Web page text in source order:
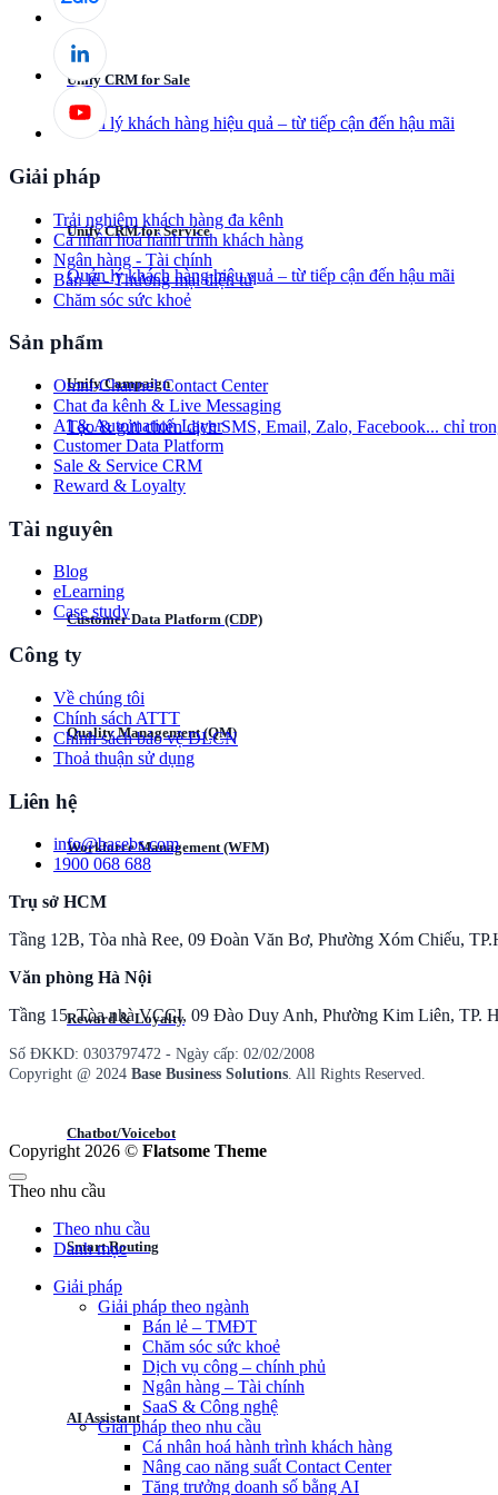
Unify CRM for Sale
Quản lý khách hàng hiệu quả – từ tiếp cận đến hậu mãi
Unify CRM for Service
Quản lý khách hàng hiệu quả – từ tiếp cận đến hậu mãi
Unify Campaign
Tạo & gửi chiến dịch SMS, Email, Zalo, Facebook... chỉ
Customer Data Platform (CDP)
Quality Management (QM)
Workforce Management (WFM)
Reward & Loyalty
Chatbot/Voicebot
Smart Routing
AI Assistant
Giải pháp
Trải nghiệm khách hàng đa kênh
Cá nhân hoá hành trình khách hàng
Ngân hàng - Tài chính
Bán lẻ - Thương mại điện tử
Chăm sóc sức khoẻ
Sản phẩm
Omni-Channel Contact Center
Chat đa kênh & Live Messaging
AI & Automation Layer
Customer Data Platform
Sale & Service CRM
Reward & Loyalty
Tài nguyên
Blog
eLearning
Case study
Công ty
Về chúng tôi
Chính sách ATTT
Chính sách bảo vệ DLCN
Thoả thuận sử dụng
Liên hệ
i​n​f​o​@​b​a​s​e​b​s​.​c​o​m
1​9​0​0​ ​0​6​8​ ​6​8​8
Trụ sở HCM
Tầng 12B, Tòa nhà Ree, 09 Đoàn Văn Bơ, Phường Xóm Chiếu,
Văn phòng Hà Nội
Tầng 15, Tòa nhà VCCI, 09 Đào Duy Anh, Phường Kim Liên, TP.
Số ĐKKD: 0​3​0​3​7​9​7​4​7​2 - Ngày cấp: 02/02/2008
Copyright @ 2024 Base Business Solutions. All Rights Reserved.
Copyright 2026 © Flatsome Theme
Theo nhu cầu
Theo nhu cầu
Danh mục
Giải pháp
Giải pháp theo ngành
Bán lẻ – TMĐT
Chăm sóc sức khoẻ
Dịch vụ công – chính phủ
Ngân hàng – Tài chính
SaaS & Công nghệ
Giải pháp theo nhu cầu
Cá nhân hoá hành trình khách hàng
Nâng cao năng suất Contact Center
Tăng trưởng doanh số bằng AI